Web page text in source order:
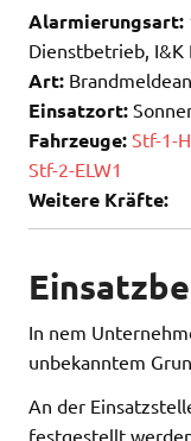
Alarmierungsart:
Dienstbetrieb, I&K
Art:
Einsatzort:
Fahrzeuge: Stf-1-
Stf-2-ELW1
Weitere Kräfte:
In nem
unbekanntem
An der
festgestellt